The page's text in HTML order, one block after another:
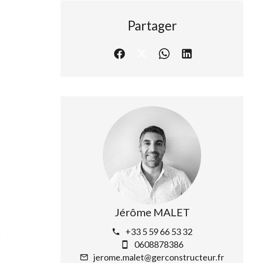
Partager
Jérôme MALET
+33 5 59 66 53 32
0608878386
jerome.malet@gerconstructeur.fr